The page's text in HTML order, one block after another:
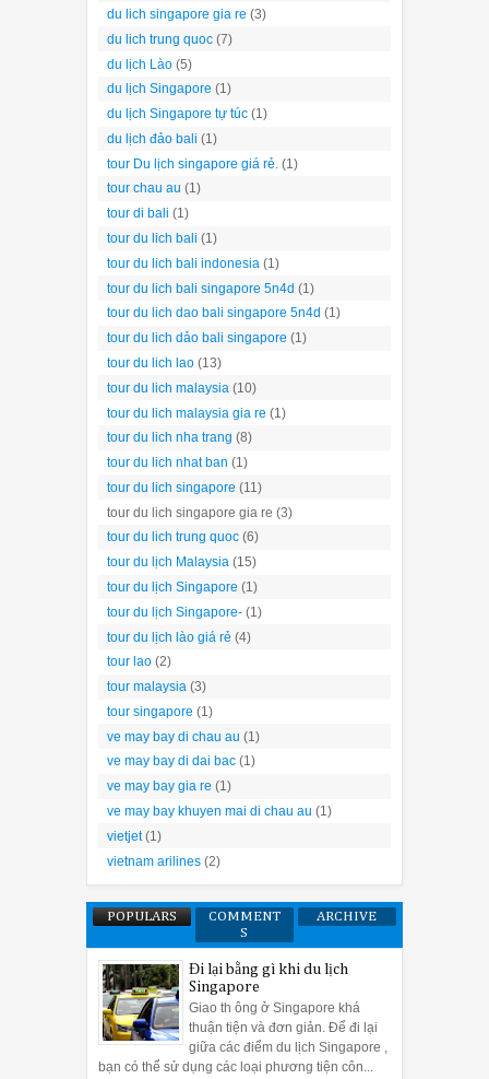
du lich singapore gia re (3)
du lich trung quoc (7)
du lịch Lào (5)
du lịch Singapore (1)
du lịch Singapore tự túc (1)
du lịch đảo bali (1)
tour Du lịch singapore giá rẻ. (1)
tour chau au (1)
tour di bali (1)
tour du lich bali (1)
tour du lich bali indonesia (1)
tour du lich bali singapore 5n4d (1)
tour du lich dao bali singapore 5n4d (1)
tour du lich dảo bali singapore (1)
tour du lich lao (13)
tour du lich malaysia (10)
tour du lich malaysia gia re (1)
tour du lich nha trang (8)
tour du lich nhat ban (1)
tour du lich singapore (11)
tour du lich singapore gia re (3)
tour du lich trung quoc (6)
tour du lịch Malaysia (15)
tour du lịch Singapore (1)
tour du lịch Singapore- (1)
tour du lịch lào giá rẻ (4)
tour lao (2)
tour malaysia (3)
tour singapore (1)
ve may bay di chau au (1)
ve may bay di dai bac (1)
ve may bay gia re (1)
ve may bay khuyen mai di chau au (1)
vietjet (1)
vietnam arilines (2)
POPULARS
COMMENT
S
ARCHIVE
Đi lại bằng gì khi du lịch
Singapore
Giao th ông ở Singapore khá
thuận tiện và đơn giản. Để đi lại
giữa các điểm du lịch Singapore ,
bạn có thể sử dụng các loại phương tiện côn...